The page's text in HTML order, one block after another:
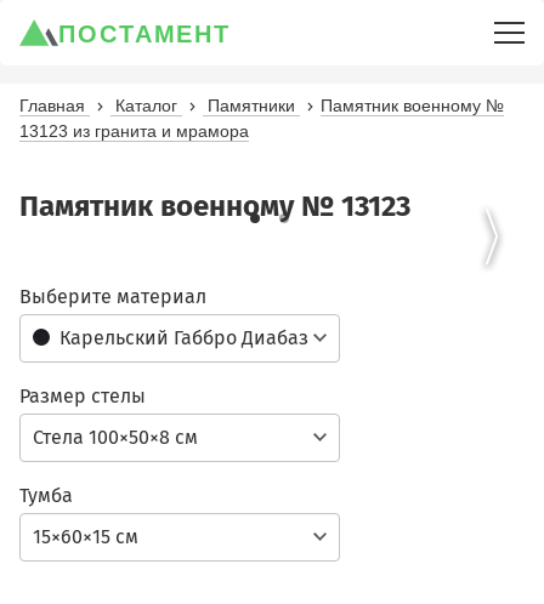
ПОСТАМЕНТ
Главная Каталог Памятники
Памятник военному №
13123 из гранита и мрамора
Памятник военному № 13123
Карельский Габбро Диабаз
Выберите материал
Стела 100×50×8 см
Размер стелы
15×60×15 см
Тумба